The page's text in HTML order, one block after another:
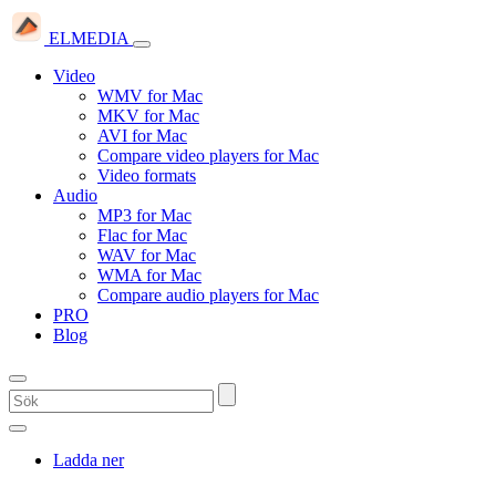
ELMEDIA
Video
WMV for Mac
MKV for Mac
AVI for Mac
Compare video players for Mac
Video formats
Audio
MP3 for Mac
Flac for Mac
WAV for Mac
WMA for Mac
Compare audio players for Mac
PRO
Blog
Ladda ner